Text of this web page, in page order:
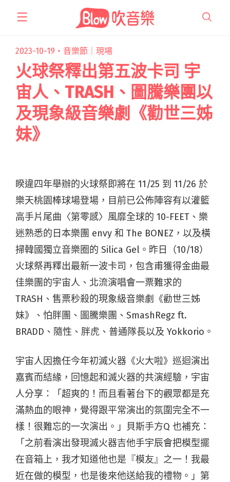
2023-10-19・ 音樂節｜現場
火球祭釋出第五波卡司 宇
宙人、TRASH、圖騰樂團以
及現象級音樂劇《勸世三姊
妹》
睽違四年舉辦的火球祭即將在 11/25 到 11/26 於
樂天桃園棒球場登場，目前已公佈陣容有以灌籃
高手片尾曲〈第零感〉風靡全球的 10-FEET、樂
迷熟悉的日本樂團 envy 和 The BONEZ，以及橫
掃韓國獨立音樂圈的 Silica Gel。昨日（10/18）
火球祭再釋出最新一波卡司，包含甫獲得金曲最
佳樂團的宇宙人、北流演唱會一票難求的
TRASH、售票秒殺的現象級音樂劇《勸世三姊
妹》、怕胖團、圖騰樂團、SmashRegz ft.
BRADD、隨性、胖虎、普通隊長以及 Yokkorio。
宇宙人因擔任今年初滅火器《火大啦》巡迴演出
嘉賓而結緣，回憶起和滅火器的共演經驗，宇宙
人分享：「超爽的！而且看著台下的觀眾都是充
滿熱血的眼神，覺得跟平常演出的氛圍完全不一
樣！很難忘的一次演出。」貝斯手方Q 也補充：
「之前看演出發現滅火器吉他手宇辰會把模型擺
在音箱上，我才知道他也是『模友』之一！我最
近在做的模型，也是後來他送給我的禮物。」第